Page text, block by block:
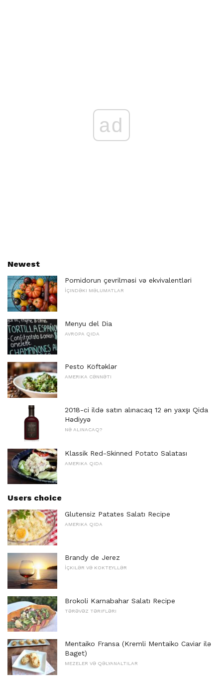
ad
Newest
Pomidorun çevrilməsi və ekvivalentləri
İÇINDƏKI MƏLUMATLAR
Menyu del Dia
AVROPA QIDA
Pesto Köftəklər
AMERIKA CƏNNƏTI
2018-ci ildə satın alınacaq 12 ən yaxşı Qida
Hədiyyə
NƏ ALINACAQ?
Klassik Red-Skinned Potato Salatası
AMERIKA QIDA
Users choice
Glutensiz Patates Salatı Recipe
AMERIKA QIDA
Brandy de Jerez
İÇKILƏR VƏ KOKTEYLLƏR
Brokoli Karnabahar Salatı Recipe
TƏRƏVƏZ TƏRIFLƏRI
Mentaiko Fransa (Kremli Mentaiko Caviar ilə
Baget)
MEZELER VƏ QƏLYANALTILAR